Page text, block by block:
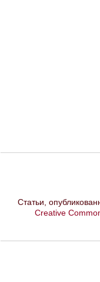
Статьи,
Creative